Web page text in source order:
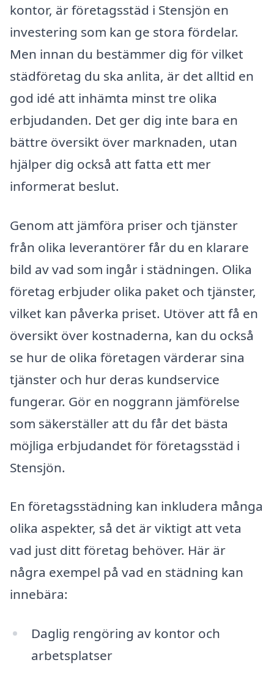
kontor, är företagsstäd i Stensjön en
investering som kan ge stora fördelar.
Men innan du bestämmer dig för vilket
städföretag du ska anlita, är det alltid en
god idé att inhämta minst tre olika
erbjudanden. Det ger dig inte bara en
bättre översikt över marknaden, utan
hjälper dig också att fatta ett mer
informerat beslut.
Genom att jämföra priser och tjänster
från olika leverantörer får du en klarare
bild av vad som ingår i städningen. Olika
företag erbjuder olika paket och tjänster,
vilket kan påverka priset. Utöver att få en
översikt över kostnaderna, kan du också
se hur de olika företagen värderar sina
tjänster och hur deras kundservice
fungerar. Gör en noggrann jämförelse
som säkerställer att du får det bästa
möjliga erbjudandet för företagsstäd i
Stensjön.
En företagsstädning kan inkludera många
olika aspekter, så det är viktigt att veta
vad just ditt företag behöver. Här är
några exempel på vad en städning kan
innebära:
Daglig rengöring av kontor och
arbetsplatser